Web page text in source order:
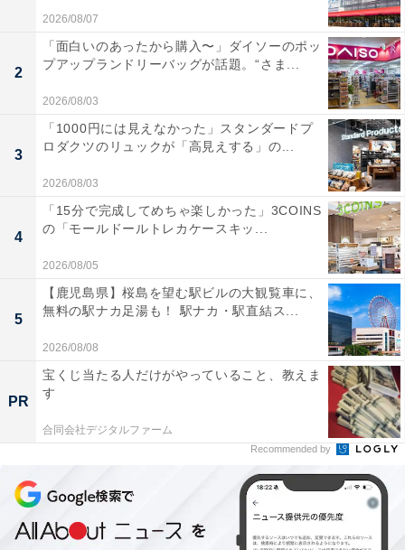
2026/08/07
2
「面白いのあったから購入〜」ダイソーのポッ
プアップランドリーバッグが話題。“さま...
2026/08/03
3
「1000円には見えなかった」スタンダードプ
ロダクツのリュックが「高見えする」の...
2026/08/03
4
「15分で完成してめちゃ楽しかった」3COINS
の「モールドールトレカケースキッ...
2026/08/05
5
【鹿児島県】桜島を望む駅ビルの大観覧車に、
無料の駅ナカ足湯も！ 駅ナカ・駅直結ス...
2026/08/08
PR
宝くじ当たる人だけがやっていること、教えま
す
合同会社デジタルファーム
Recommended by